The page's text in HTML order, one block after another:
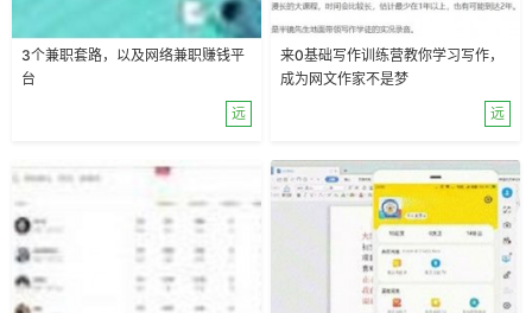
3个兼职套路，以及网络兼职赚钱平
台
远
来0基础写作训练营教你学习写作，
成为网文作家不是梦
远